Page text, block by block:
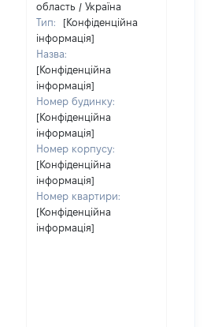
область / Україна
Тип:
[Конфіденційна
інформація]
Назва:
[Конфіденційна
інформація]
Номер будинку:
[Конфіденційна
інформація]
Номер корпусу:
[Конфіденційна
інформація]
Номер квартири:
[Конфіденційна
інформація]